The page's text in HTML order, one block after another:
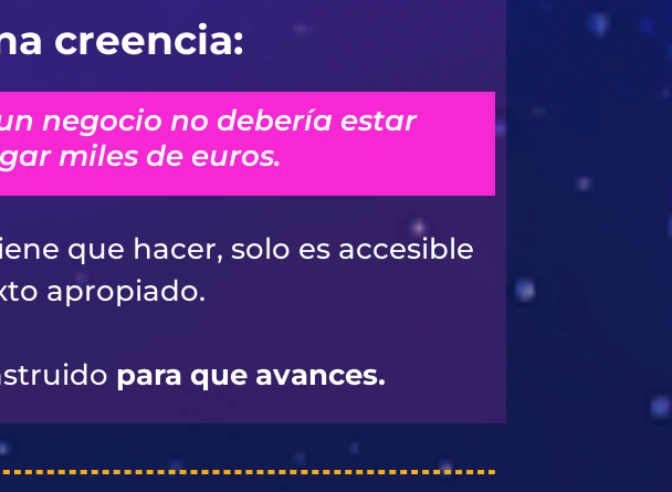
creencia:
negocio no debería estar
miles de euros.
que hacer, solo es accesible
apropiado.
para que avances.